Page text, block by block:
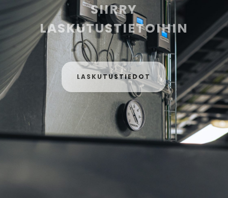
SIIRRY
LASKUTUSTIETOIHIN
LASKUTUSTIEDOT